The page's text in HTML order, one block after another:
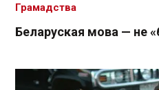
Беларуская мова — не
Грамадства